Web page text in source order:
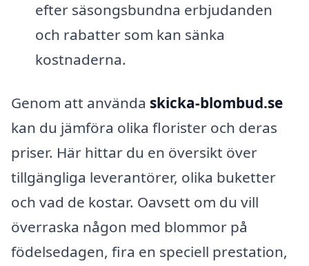
efter säsongsbundna erbjudanden
och rabatter som kan sänka
kostnaderna.
Genom att använda skicka-blombud.se
kan du jämföra olika florister och deras
priser. Här hittar du en översikt över
tillgängliga leverantörer, olika buketter
och vad de kostar. Oavsett om du vill
överraska någon med blommor på
födelsedagen, fira en speciell prestation,